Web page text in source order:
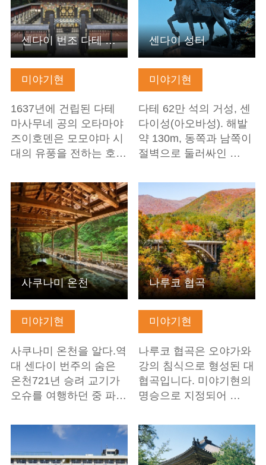
미야기현
1637년에 건립된 다테
마사무네 공의 오타마야
즈이호덴은 모모야마 시
대의 유풍을 전하는 호…
센다이 번조 다테 마사무네공 오타마야 즈이호덴
미야기현
다테 62만 석의 거성, 센
다이성(아오바성). 해발
약 130m, 동쪽과 남쪽이
절벽으로 둘러싸인 …
센다이 성터
미야기현
사쿠나미 온천을 알다.역
대 센다이 번주의 숨은
온천721년 승려 교기가
오슈를 여행하던 중 파…
기본정보 보기
사쿠나미 온천
미야기현
나루코 협곡은 오야가와
강의 침식으로 형성된 대
협곡입니다. 미야기현의
명승으로 지정되어 …
나루코 협곡
기본정보 보기 기본정보 보기